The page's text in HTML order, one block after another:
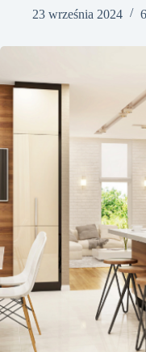
23 września 2024